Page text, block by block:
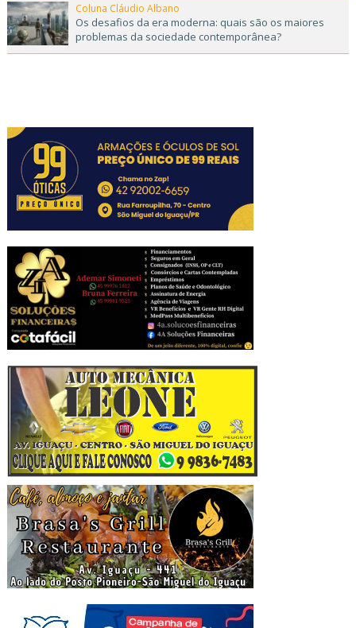
Coluna Cláudio Albano
Os desafios da era moderna: quais são os maiores
problemas da sociedade contemporânea?